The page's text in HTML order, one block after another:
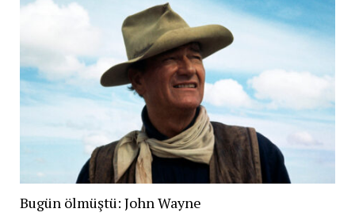
Bugün ölmüştü: John Wayne